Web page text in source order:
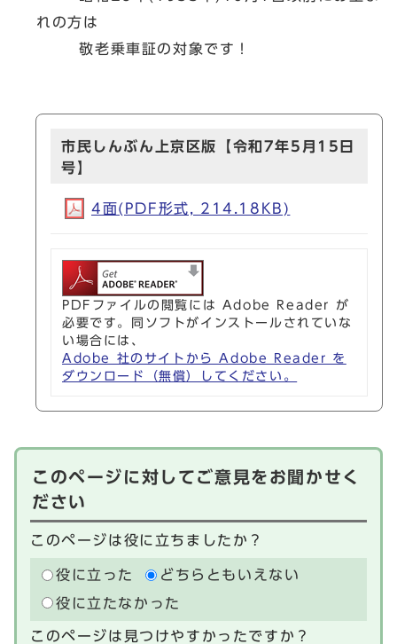
れの方は
敬老乗車証の対象です！
市民しんぶん上京区版【令和7年5月15日
号】
4面(PDF形式, 214.18KB)
PDFファイルの閲覧には Adobe Reader が
必要です。同ソフトがインストールされていな
い場合には、
Adobe 社のサイトから Adobe Reader を
ダウンロード（無償）してください。
このページに対してご意見をお聞かせく
ださい
このページは役に立ちましたか？
役に立った
どちらともいえない
役に立たなかった
このページは見つけやすかったですか？